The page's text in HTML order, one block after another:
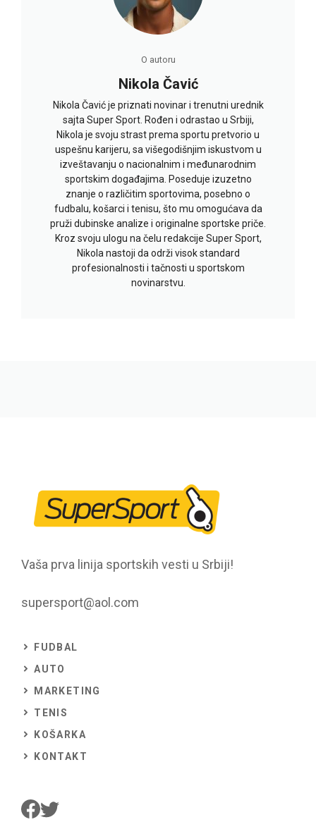
O autoru
Nikola Čavić
Nikola Čavić je priznati novinar i trenutni urednik
sajta Super Sport. Rođen i odrastao u Srbiji,
Nikola je svoju strast prema sportu pretvorio u
uspešnu karijeru, sa višegodišnjim iskustvom u
izveštavanju o nacionalnim i međunarodnim
sportskim događajima. Poseduje izuzetno
znanje o različitim sportovima, posebno o
fudbalu, košarci i tenisu, što mu omogućava da
pruži dubinske analize i originalne sportske priče.
Kroz svoju ulogu na čelu redakcije Super Sport,
Nikola nastoji da održi visok standard
profesionalnosti i tačnosti u sportskom
novinarstvu.
Vaša prva linija sportskih vesti u Srbiji!
supersport@aol.com
FUDBAL
AUTO
MARKETING
TENIS
KOŠARKA
KONTAKT